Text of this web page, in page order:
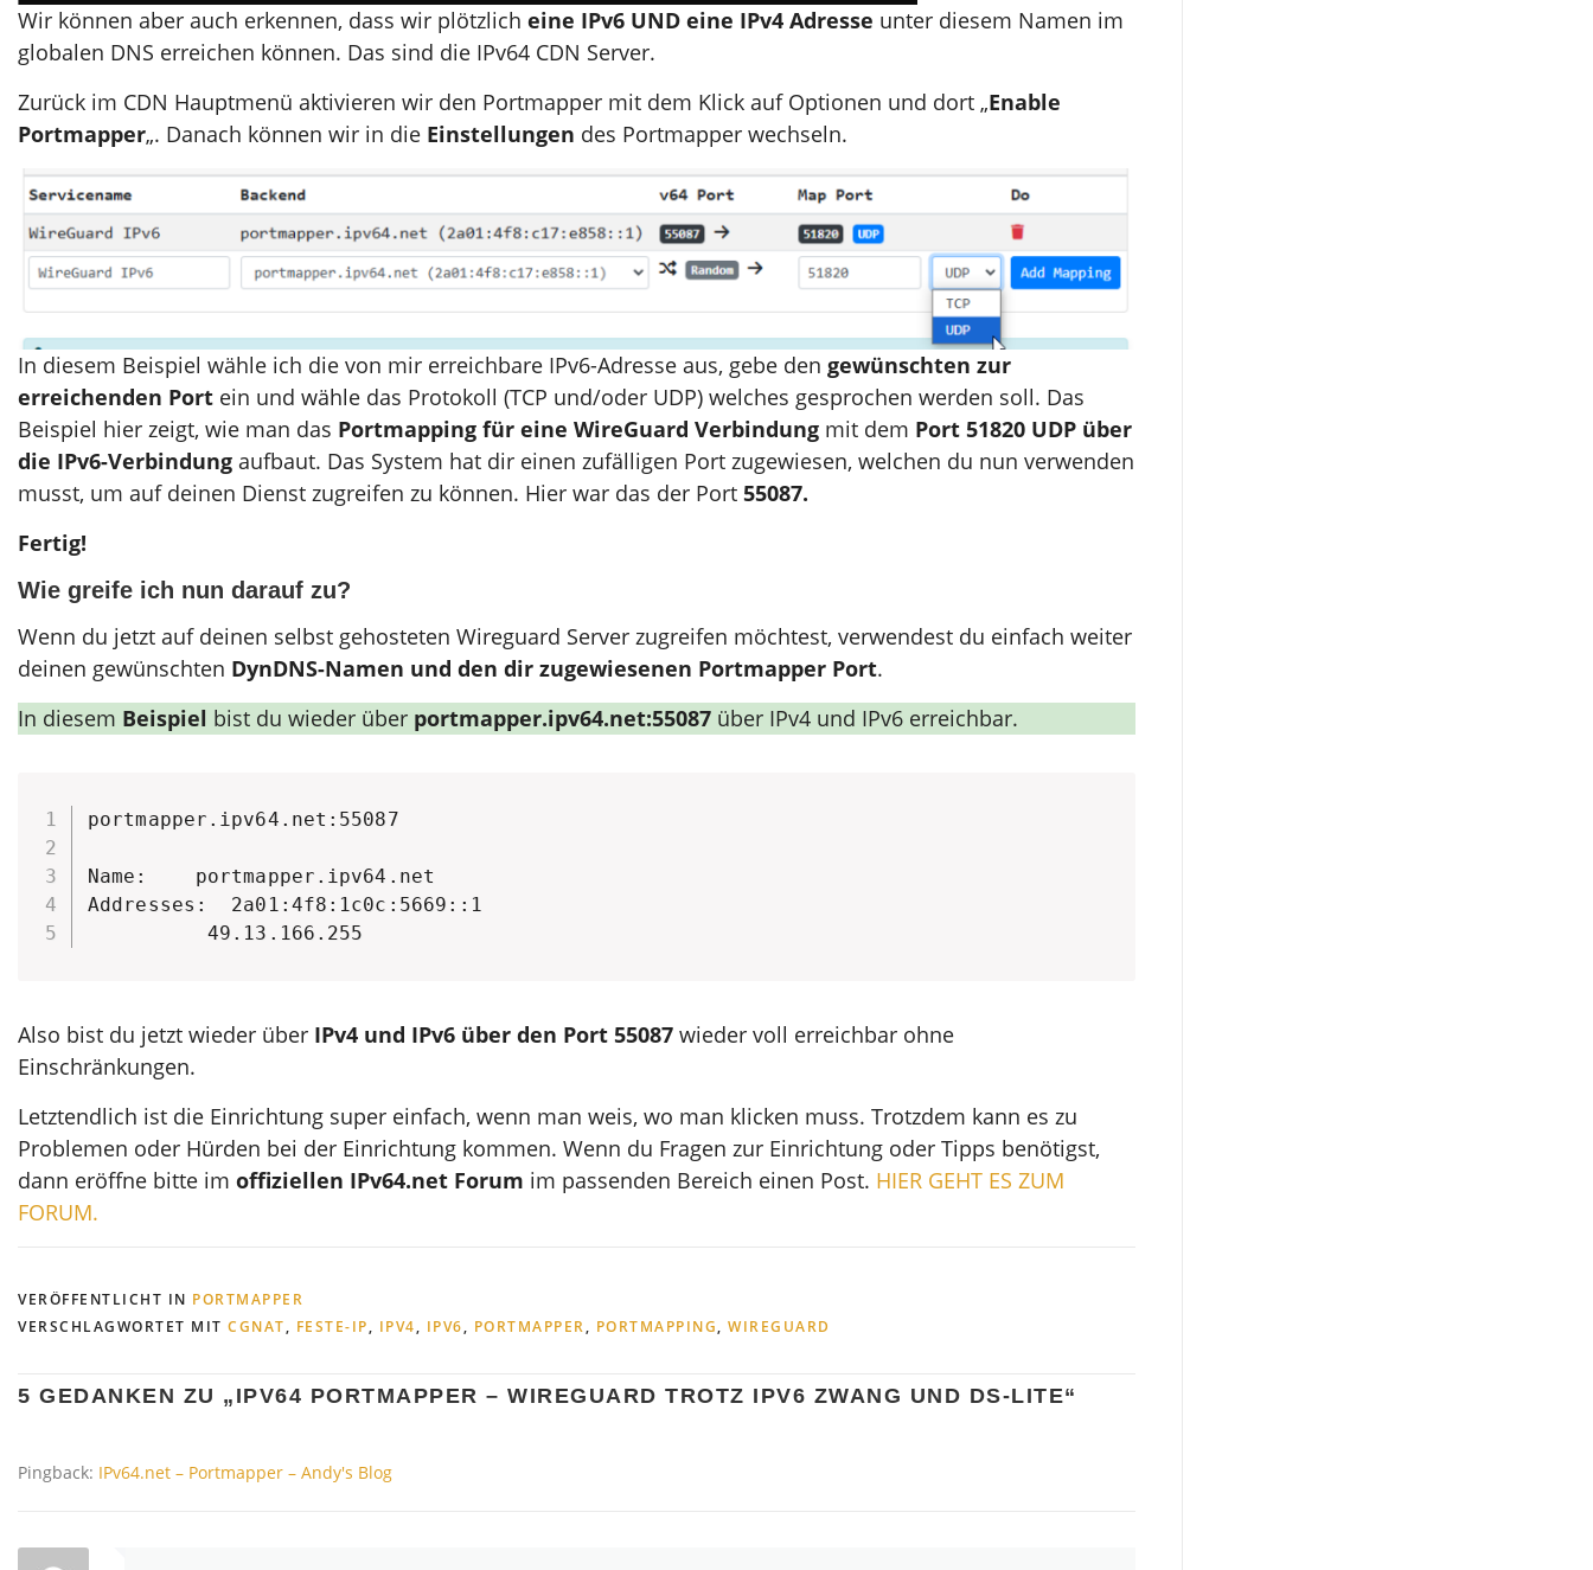
Wir können aber auch erkennen, dass wir plötzlich eine IPv6 UND eine IPv4 Adresse unter diesem Namen im
globalen DNS erreichen können. Das sind die IPv64 CDN Server.
Zurück im CDN Hauptmenü aktivieren wir den Portmapper mit dem Klick auf Optionen und dort „Enable
Portmapper„. Danach können wir in die Einstellungen des Portmapper wechseln.
In diesem Beispiel wähle ich die von mir erreichbare IPv6-Adresse aus, gebe den gewünschten zur
erreichenden Port ein und wähle das Protokoll (TCP und/oder UDP) welches gesprochen werden soll. Das
Beispiel hier zeigt, wie man das Portmapping für eine WireGuard Verbindung mit dem Port 51820 UDP über
die IPv6-Verbindung aufbaut. Das System hat dir einen zufälligen Port zugewiesen, welchen du nun verwenden
musst, um auf deinen Dienst zugreifen zu können. Hier war das der Port 55087.
Fertig!
Wie greife ich nun darauf zu?
Wenn du jetzt auf deinen selbst gehosteten Wireguard Server zugreifen möchtest, verwendest du einfach weiter
deinen gewünschten DynDNS-Namen und den dir zugewiesenen Portmapper Port.
In diesem Beispiel bist du wieder über portmapper.ipv64.net:55087 über IPv4 und IPv6 erreichbar.
portmapper.ipv64.net:55087
Name:    portmapper.ipv64.net
Addresses:  2a01:4f8:1c0c:5669::1
          49.13.166.255
Also bist du jetzt wieder über IPv4 und IPv6 über den Port 55087 wieder voll erreichbar ohne
Einschränkungen.
Letztendlich ist die Einrichtung super einfach, wenn man weis, wo man klicken muss. Trotzdem kann es zu
Problemen oder Hürden bei der Einrichtung kommen. Wenn du Fragen zur Einrichtung oder Tipps benötigst,
dann eröffne bitte im offiziellen IPv64.net Forum im passenden Bereich einen Post. HIER GEHT ES ZUM
FORUM.
VERÖFFENTLICHT IN PORTMAPPER
VERSCHLAGWORTET MIT CGNAT, FESTE-IP, IPV4, IPV6, PORTMAPPER, PORTMAPPING, WIREGUARD
5 GEDANKEN ZU „ IPV64 PORTMAPPER – WIREGUARD TROTZ IPV6 ZWANG UND DS-LITE“
Pingback: IPv64.net – Portmapper – Andy's Blog